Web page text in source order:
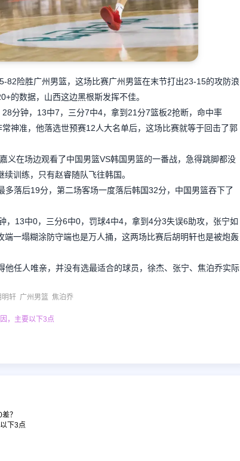
82险胜广州男篮，这场比赛广州男篮在末节打出23-15的攻防浪
的数据，山西这边黑根斯发挥不佳。
分钟，13中7，三分7中4，拿到21分7篮板2抢断，命中率
神准，他落选世预赛12人大名单后，这场比赛就等于回击了郭
义在场边观看了中国男篮VS韩国男篮的一番战，急得跳脚都没
训练，只有赵睿随队飞往韩国。
落后19分，第二场客场一度落后韩国32分，中国男篮吞下了
，13中0，三分6中0，罚球4中4，拿到4分3失误6助攻，张宁如
一塌糊涂防守端也是万人捅，这两场比赛后胡明轩也是被炮轰
任人唯亲，并没有选最适合的球员，徐杰、张宁、焦泊乔实际
明轩 广州男篮 焦泊乔
，主要以下3点
？
下3点